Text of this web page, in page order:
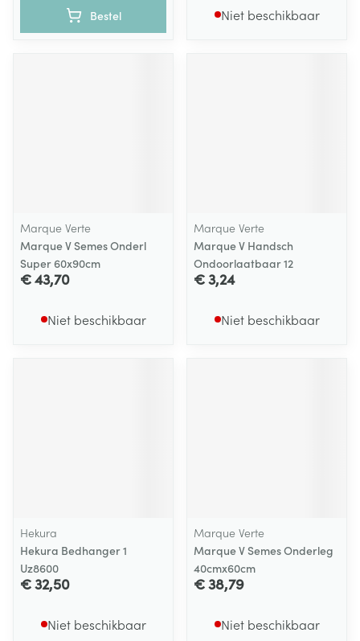
Bestel Niet beschikbaar
Marque Verte
Marque V Semes Onderl
Super 60x90cm
€ 43,70
Niet beschikbaar
Marque Verte
Marque V Handsch
Ondoorlaatbaar 12
€ 3,24
Niet beschikbaar
Hekura
Hekura Bedhanger 1
Uz8600
€ 32,50
Niet beschikbaar
Marque Verte
Marque V Semes Onderleg
40cmx60cm
€ 38,79
Niet beschikbaar